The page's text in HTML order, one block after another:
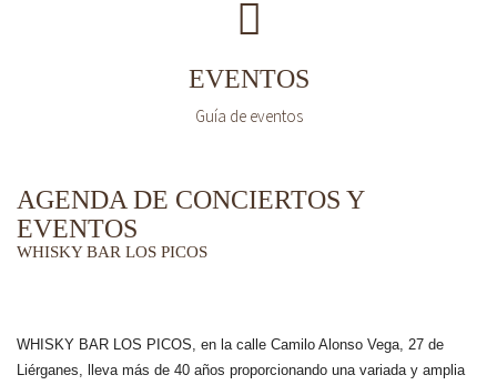
EVENTOS
Guía de eventos
AGENDA DE CONCIERTOS Y
EVENTOS
WHISKY BAR LOS PICOS
WHISKY BAR LOS PICOS, en la calle Camilo Alonso Vega, 27 de
Liérganes, lleva más de 40 años proporcionando una variada y amplia